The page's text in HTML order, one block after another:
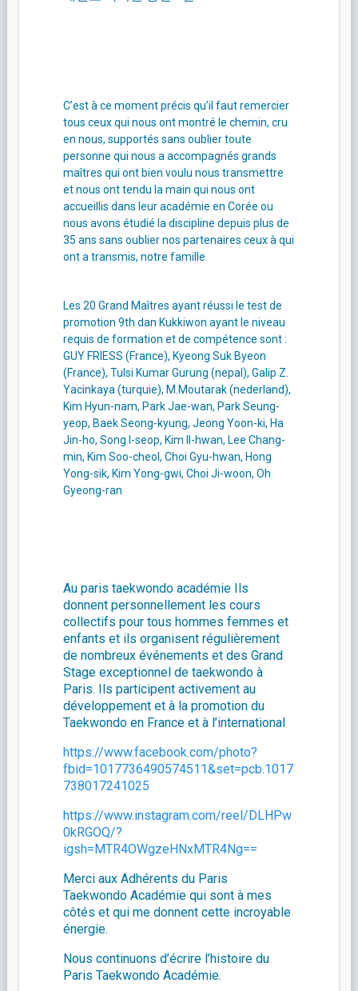
C’est à ce moment précis qu’il faut remercier
tous ceux qui nous ont montré le chemin, cru
en nous, supportés sans oublier toute
personne qui nous a accompagnés grands
maîtres qui ont bien voulu nous transmettre
et nous ont tendu la main qui nous ont
accueillis dans leur académie en Corée ou
nous avons étudié la discipline depuis plus de
35 ans sans oublier nos partenaires ceux à qui
ont a transmis, notre famille.
Les 20 Grand Maîtres ayant réussi le test de
promotion 9th dan Kukkiwon ayant le niveau
requis de formation et de compétence sont :
GUY FRIESS (France), Kyeong Suk Byeon
(France), Tulsi Kumar Gurung (nepal), Galip Z.
Yacinkaya (turquie), M.Moutarak (nederland),
Kim Hyun-nam, Park Jae-wan, Park Seung-
yeop, Baek Seong-kyung, Jeong Yoon-ki, Ha
Jin-ho, Song I-seop, Kim Il-hwan, Lee Chang-
min, Kim Soo-cheol, Choi Gyu-hwan, Hong
Yong-sik, Kim Yong-gwi, Choi Ji-woon, Oh
Gyeong-ran
Au paris taekwondo académie Ils
donnent personnellement les cours
collectifs pour tous hommes femmes et
enfants et ils organisent régulièrement
de nombreux événements et des Grand
Stage exceptionnel de taekwondo à
Paris. Ils participent activement au
développement et à la promotion du
Taekwondo en France et à l’international
https://www.facebook.com/photo?
fbid=1017736490574511&set=pcb.1017
738017241025
https://www.instagram.com/reel/DLHPw
0kRGOQ/?
igsh=MTR4OWgzeHNxMTR4Ng==
Merci aux Adhérents du Paris
Taekwondo Académie qui sont à mes
côtés et qui me donnent cette incroyable
énergie.
Nous continuons d’écrire l’histoire du
Paris Taekwondo Académie.